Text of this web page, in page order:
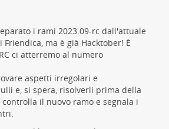
i rami 2023.09-rc dall'attuale
ma è già Hacktober! È
ci atterremo al numero
aspetti irregolari e
e, si spera, risolverli prima della
il nuovo ramo e segnala i